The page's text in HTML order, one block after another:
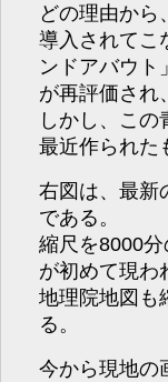
どの理由から
導入されてこ
ンドアバウト
が再評価され
しかし、こ
最近作られた
右図は、最新
である。
縮尺を8000
が初めて現わ
地理院地図も
る。
今から現地の